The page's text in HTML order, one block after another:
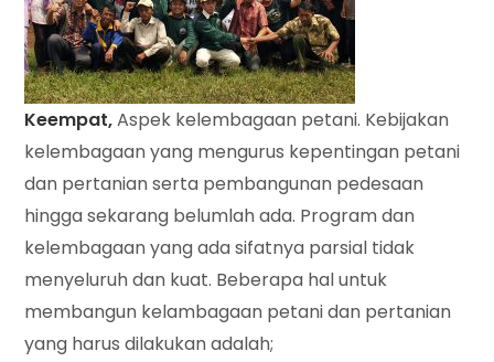
Keempat,Aspek kelembagaan petani. Kebijakan
kelembagaan yang mengurus kepentingan petani
dan pertanian serta pembangunan pedesaan
hingga sekarang belumlah ada. Program dan
kelembagaan yang ada sifatnya parsial tidak
menyeluruh dan kuat. Beberapa hal untuk
membangun kelambagaan petani dan pertanian
yang harus dilakukan adalah;